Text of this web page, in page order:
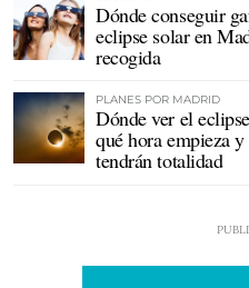
Dónde conseguir
eclipse solar en
recogida
PLANES POR MADRID
Dónde ver el
qué hora empieza
tendrán totalidad